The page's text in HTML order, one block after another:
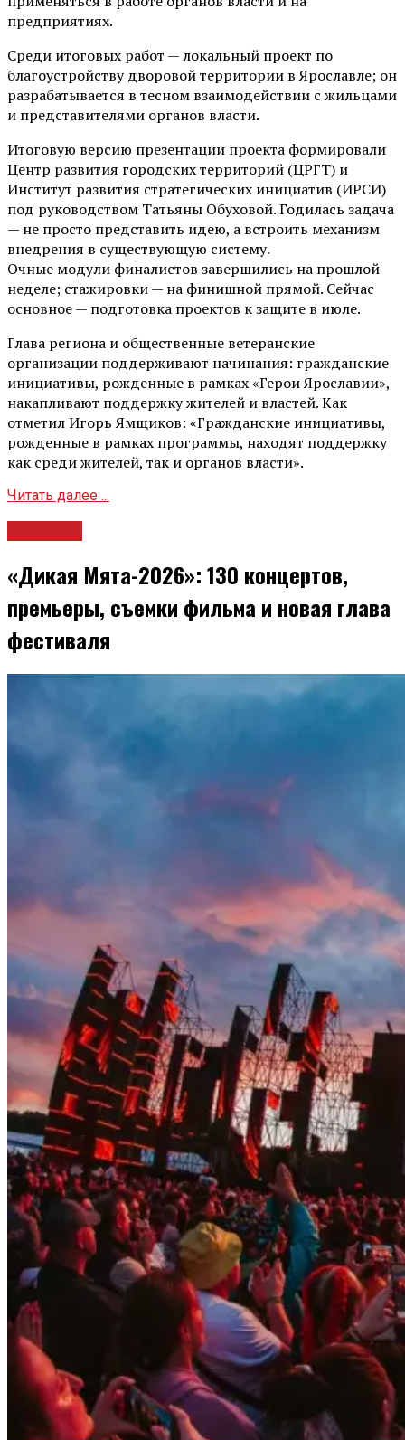
предприятиях.
Среди итоговых работ — локальный проект по
благоустройству дворовой территории в Ярославле; он
разрабатывается в тесном взаимодействии с жильцами
и представителями органов власти.
Итоговую версию презентации проекта формировали
Центр развития городских территорий (ЦРГТ) и
Институт развития стратегических инициатив (ИРСИ)
под руководством Татьяны Обуховой. Годилась задача
— не просто представить идею, а встроить механизм
внедрения в существующую систему.
Очные модули финалистов завершились на прошлой
неделе; стажировки — на финишной прямой. Сейчас
основное — подготовка проектов к защите в июле.
Глава региона и общественные ветеранские
организации поддерживают начинания: гражданские
инициативы, рожденные в рамках «Герои Ярославии»,
накапливают поддержку жителей и властей. Как
отметил Игорь Ямщиков: «Гражданские инициативы,
рожденные в рамках программы, находят поддержку
как среди жителей, так и органов власти».
Читать далее ...
«Дикая Мята-2026»: 130 концертов,
премьеры, съемки фильма и новая глава
фестиваля